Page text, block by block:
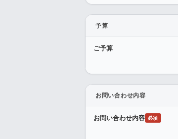
予算
ご予算
お問い合わせ内容
お問い合わせ内容 必須